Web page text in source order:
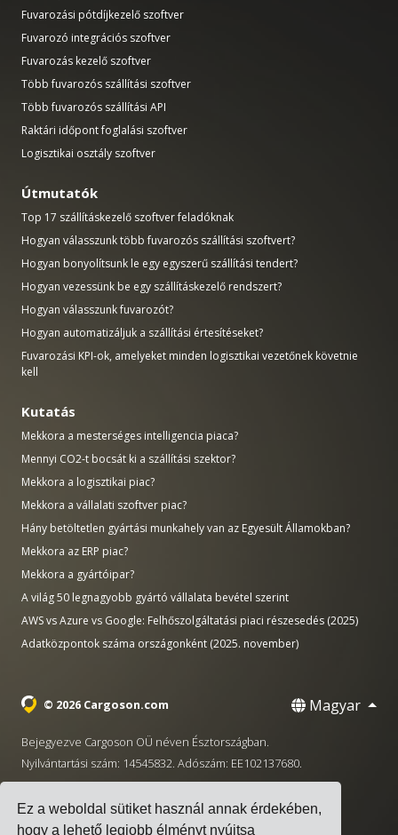
Ez a weboldal sütiket használ annak érdekében,
hogy a lehető legjobb élményt nyújtsa
Fuvarozási pótdíjkezelő szoftver
Fuvarozó integrációs szoftver
Fuvarozás kezelő szoftver
Több fuvarozós szállítási szoftver
Több fuvarozós szállítási API
Raktári időpont foglalási szoftver
Logisztikai osztály szoftver
Útmutatók
Top 17 szállításkezelő szoftver feladóknak
Hogyan válasszunk több fuvarozós szállítási szoftvert?
Hogyan bonyolítsunk le egy egyszerű szállítási tendert?
Hogyan vezessünk be egy szállításkezelő rendszert?
Hogyan válasszunk fuvarozót?
Hogyan automatizáljuk a szállítási értesítéseket?
Fuvarozási KPI-ok, amelyeket minden logisztikai vezetőnek követnie
kell
Kutatás
Mekkora a mesterséges intelligencia piaca?
Mennyi CO2-t bocsát ki a szállítási szektor?
Mekkora a logisztikai piac?
Mekkora a vállalati szoftver piac?
Hány betöltetlen gyártási munkahely van az Egyesült Államokban?
Mekkora az ERP piac?
Mekkora a gyártóipar?
A világ 50 legnagyobb gyártó vállalata bevétel szerint
AWS vs Azure vs Google: Felhőszolgáltatási piaci részesedés (2025)
Adatközpontok száma országonként (2025. november)
© 2026 Cargoson.com Magyar
Bejegyezve Cargoson OÜ néven Észtországban.
Nyilvántartási szám: 14545832. Adószám: EE102137680.
+372 5555 0028· hello@cargoson.com